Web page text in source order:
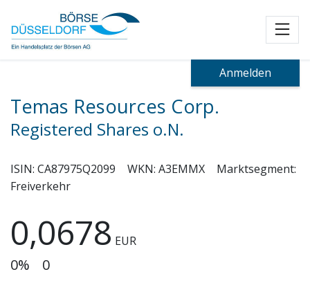
Anmelden
Temas Resources Corp.
Registered Shares o.N.
ISIN: CA87975Q2099 WKN: A3EMMX
Marktsegment:
Freiverkehr
0,0678 EUR
0% 0